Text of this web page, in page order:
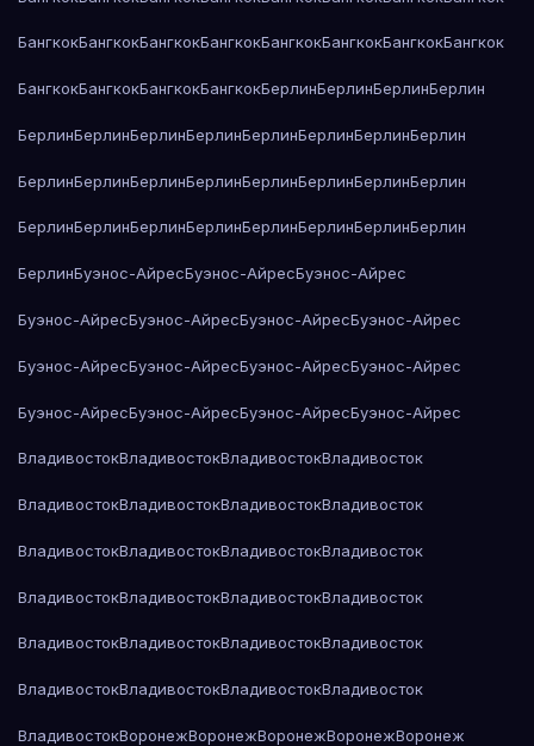
БангкокБангкокБангкокБангкокБангкокБангкокБангкокБангкок
БангкокБангкокБангкокБангкокБерлинБерлинБерлинБерлин
БерлинБерлинБерлинБерлинБерлинБерлинБерлинБерлин
БерлинБерлинБерлинБерлинБерлинБерлинБерлинБерлин
БерлинБерлинБерлинБерлинБерлинБерлинБерлинБерлин
БерлинБуэнос-АйресБуэнос-АйресБуэнос-Айрес
Буэнос-АйресБуэнос-АйресБуэнос-АйресБуэнос-Айрес
Буэнос-АйресБуэнос-АйресБуэнос-АйресБуэнос-Айрес
Буэнос-АйресБуэнос-АйресБуэнос-АйресБуэнос-Айрес
ВладивостокВладивостокВладивостокВладивосток
ВладивостокВладивостокВладивостокВладивосток
ВладивостокВладивостокВладивостокВладивосток
ВладивостокВладивостокВладивостокВладивосток
ВладивостокВладивостокВладивостокВладивосток
ВладивостокВладивостокВладивостокВладивосток
ВладивостокВоронежВоронежВоронежВоронежВоронеж